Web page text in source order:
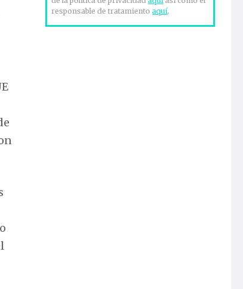
responsable de tratamientoaquí.